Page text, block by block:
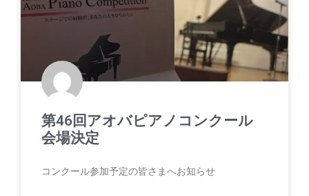
第46回アオバピアノコンクール
会場決定
コンクール参加予定の皆さまへお知らせ